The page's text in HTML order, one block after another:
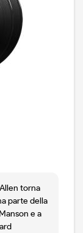
torna
parte della
e a